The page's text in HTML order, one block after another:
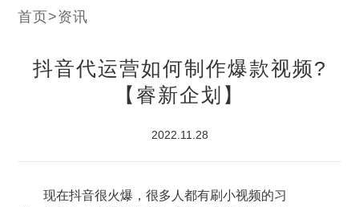
首页>资讯
抖音代运营如何制作爆款视频?
【睿新企划】
2022.11.28
现在抖音很火爆，很多人都有刷小视频的习